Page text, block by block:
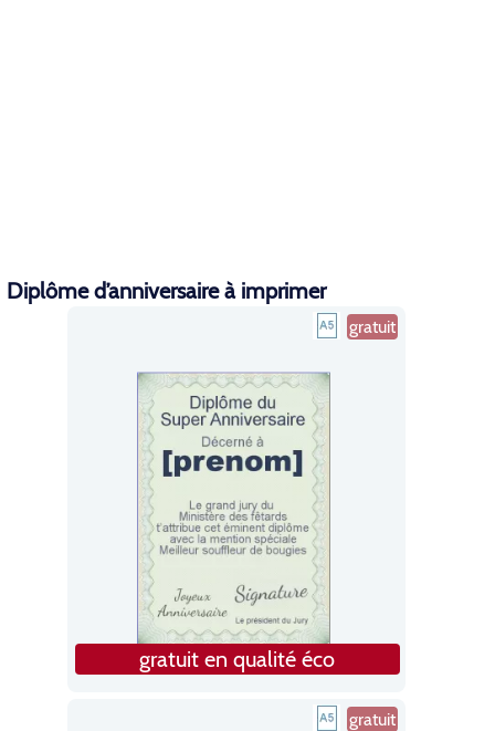
Diplôme d’anniversaire à imprimer
gratuit
gratuit en qualité éco
gratuit